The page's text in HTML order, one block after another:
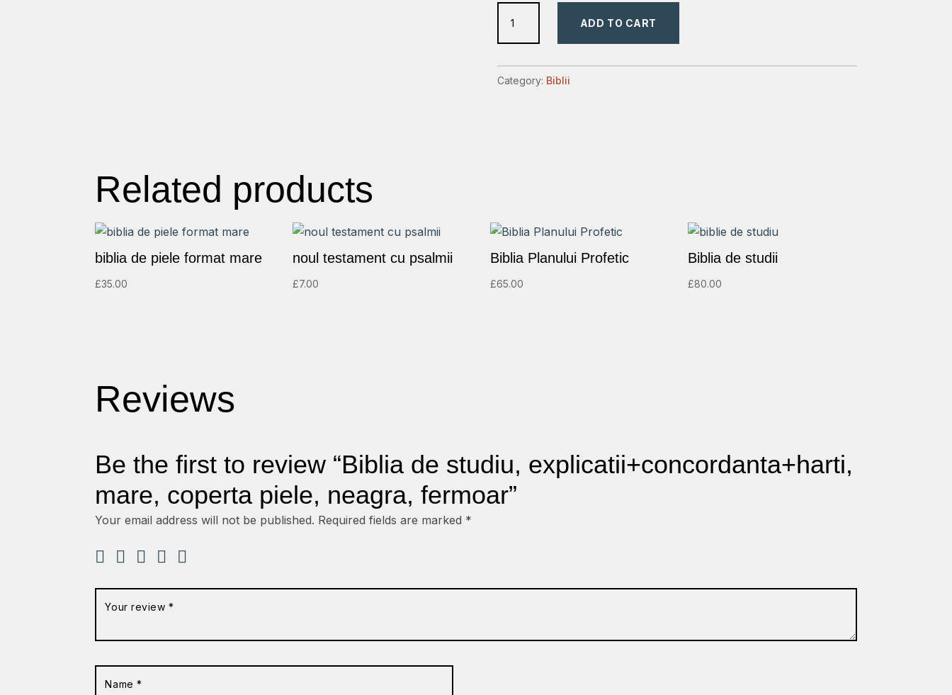
ADD TO CART
Category: Biblii
Related products
biblia de piele format mare
£35.00
noul testament cu psalmii
£7.00
Biblia Planului Profetic
£65.00
Biblia de studii
£80.00
Reviews
Be the first to review “Biblia de studiu, explicatii+concordanta+harti,
mare, coperta piele, neagra, fermoar”
Your email address will not be published. Required fields are marked *